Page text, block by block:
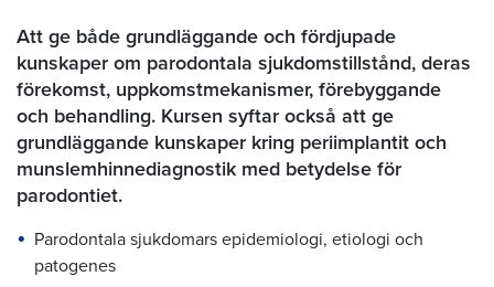
Att ge både grundläggande och fördjupade
kunskaper om parodontala sjukdomstillstånd, deras
förekomst, uppkomstmekanismer, förebyggande
och behandling. Kursen syftar också att ge
grundläggande kunskaper kring periimplantit och
munslemhinnediagnostik med betydelse för
parodontiet.
Parodontala sjukdomars epidemiologi, etiologi och
patogenes